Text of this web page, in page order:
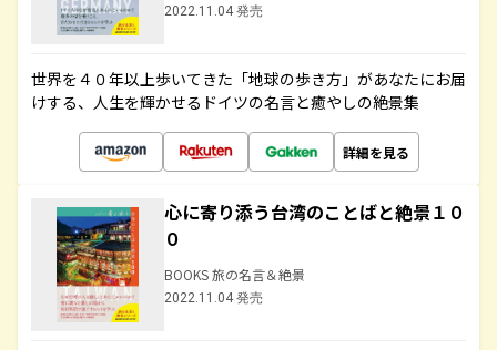
2022.11.04 発売
世界を４０年以上歩いてきた「地球の歩き方」があなたにお届
けする、人生を輝かせるドイツの名言と癒やしの絶景集
詳細を見る
心に寄り添う台湾のことばと絶景１０
０
BOOKS 旅の名言＆絶景
2022.11.04 発売